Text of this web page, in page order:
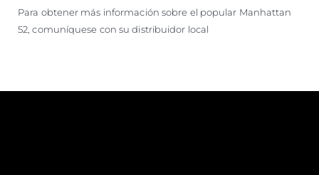
Para obtener más información sobre el popular Manhattan
52, comuníquese con su distribuidor local